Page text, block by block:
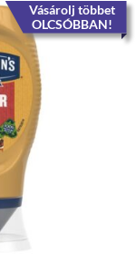
Vásárolj többet
OLCSÓBBAN!